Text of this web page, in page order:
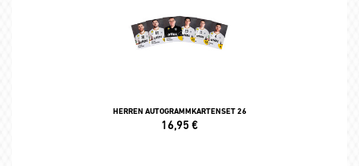
HERREN AUTOGRAMMKARTENSET 26
16,95€